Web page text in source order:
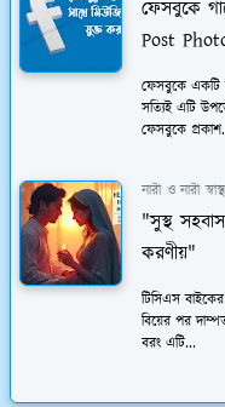
ফেসবুকে
Post
ফেসবুকে একটি
সত্যিই এটি
ফেসবুকে
নারী ও নারী
"সুস্থ
করণীয়"
টিসিএস
বিয়ের পর
বরং এটি...